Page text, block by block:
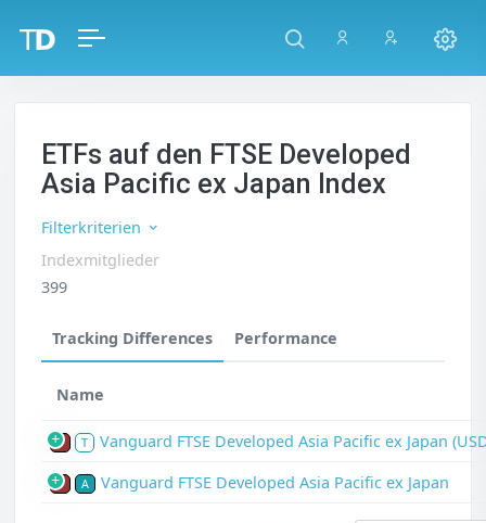
ETFs auf den FTSE Developed
Asia Pacific ex Japan Index
Filterkriterien
Indexmitglieder
399
Tracking Differences Performance
Name
P T Vanguard FTSE Developed Asia Pacific ex Japan
P A Vanguard FTSE Developed Asia Pacific ex Japan